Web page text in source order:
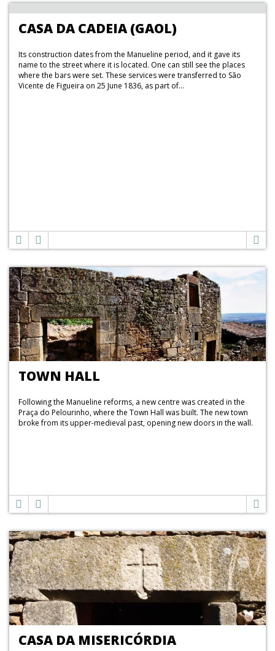
CASA DA CADEIA (GAOL)
Its construction dates from the Manueline period, and it gave its
name to the street where it is located. One can still see the places
where the bars were set. These services were transferred to São
Vicente de Figueira on 25 June 1836, as part of...
TOWN HALL
Following the Manueline reforms, a new centre was created in the
Praça do Pelourinho, where the Town Hall was built. The new town
broke from its upper-medieval past, opening new doors in the wall.
CASA DA MISERICÓRDIA